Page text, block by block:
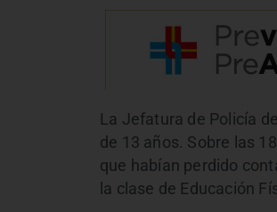
La Jefatura de Policía
de 13 años. Sobre las
que habían perdido
la clase de Educación